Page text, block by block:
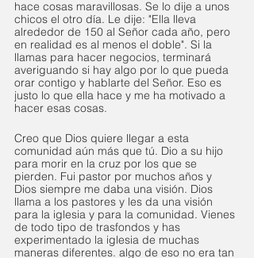
hace cosas maravillosas. Se lo dije a unos
chicos el otro día. Le dije: "Ella lleva
alrededor de 150 al Señor cada año, pero
en realidad es al menos el doble". Si la
llamas para hacer negocios, terminará
averiguando si hay algo por lo que pueda
orar contigo y hablarte del Señor. Eso es
justo lo que ella hace y me ha motivado a
hacer esas cosas.
Creo que Dios quiere llegar a esta
comunidad aún más que tú. Dio a su hijo
para morir en la cruz por los que se
pierden. Fui pastor por muchos años y
Dios siempre me daba una visión. Dios
llama a los pastores y les da una visión
para la iglesia y para la comunidad. Vienes
de todo tipo de trasfondos y has
experimentado la iglesia de muchas
maneras diferentes. algo de eso no era tan